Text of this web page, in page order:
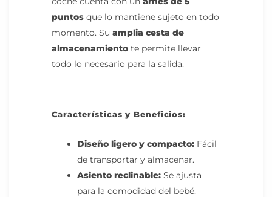
puntos que lo mantiene sujeto en todo
momento. Su amplia cesta de
almacenamiento te permite llevar
todo lo necesario para la salida.
Características y Beneficios:
Diseño ligero y compacto: Fácil
de transportar y almacenar.
Asiento reclinable: Se ajusta
para la comodidad del bebé.